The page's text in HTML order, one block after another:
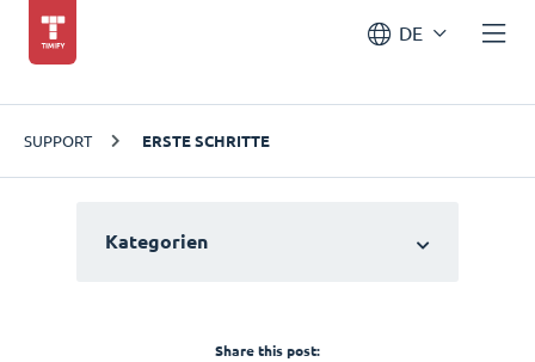
DE
SUPPORT ERSTE SCHRITTE
Kategorien
Share this post: